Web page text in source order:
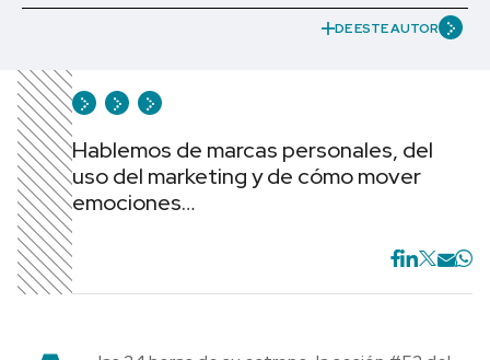
DE ESTE AUTOR
Hablemos de marcas personales, del
uso del marketing y de cómo mover
emociones…